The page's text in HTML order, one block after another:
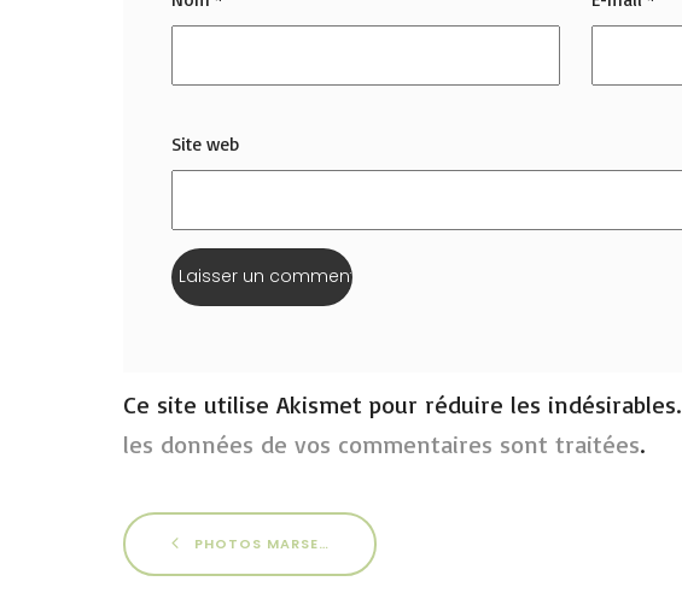
Site web
Ce site utilise Akismet pour réduire les indésirables.
les données de vos commentaires sont traitées.
PHOTOS MARSEILLE 2015